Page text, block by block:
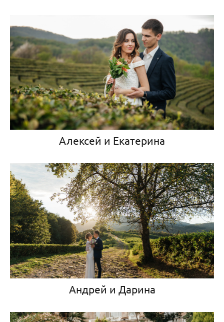
Алексей и Екатерина
Андрей и Дарина